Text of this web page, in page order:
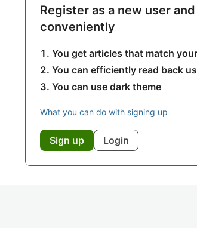
Register as a new user
conveniently
You get articles that match
You can efficiently read back
You can use dark theme
What you can do with signing up
Sign up Login